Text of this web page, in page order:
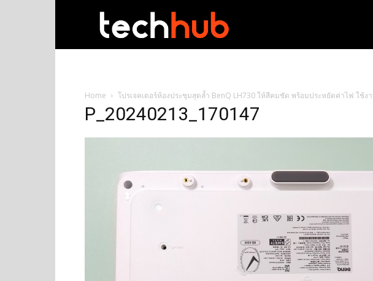
Home โปรเจคเตอร์ห้องประชุมสุดล้ำ BenQ LH730 ให้สีคมชัด พร้อมประหยัดค่าไฟ ใช้ง
P_20240213_170147